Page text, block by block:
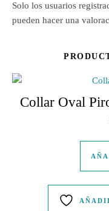
Solo los usuarios
pueden hacer una
Collar Oval